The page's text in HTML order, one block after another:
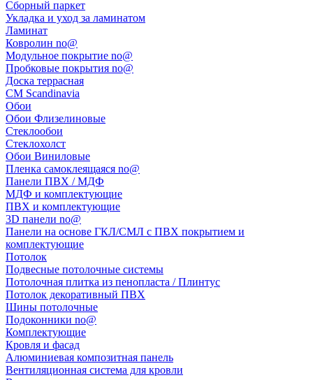
Сборный паркет
Укладка и уход за ламинатом
Ламинат
Ковролин no@
Модульное покрытие no@
Пробковые покрытия no@
Доска террасная
CM Scandinavia
Обои
Обои Флизелиновые
Стеклообои
Стеклохолст
Обои Виниловые
Пленка самоклеящаяся no@
Панели ПВХ / МДФ
МДФ и комплектующие
ПВХ и комплектующие
3D панели no@
Панели на основе ГКЛ/СМЛ с ПВХ покрытием и
комплектующие
Потолок
Подвесные потолочные системы
Потолочная плитка из пенопласта / Плинтус
Потолок декоративный ПВХ
Шины потолочные
Подоконники no@
Комплектующие
Кровля и фасад
Алюминиевая композитная панель
Вентиляционная система для кровли